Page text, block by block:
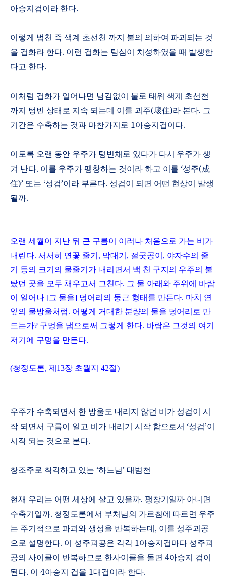
아승지겁이라 한다.
이렇게 범천 즉 색계 초선천 까지 불의 의하여 파괴되는 것
을 겁화라 한다. 이런 겁화는 탐심이 치성하였을 때 발생한
다고 한다.
이처럼 겁화가 일어나면 남김없이 불로 태워 색계 초선천
까지 텅빈 상태로 지속 되는데 이를 괴주(壞住)라 본다. 그
기간은 수축하는 것과 마찬가지로 1아승지겁이다.
이토록 오랜 동안 우주가 텅빈채로 있다가 다시 우주가 생
겨 난다. 이를 우주가 팽창하는 것이라 하고 이를 ‘성주(成
住)’ 또는 ‘성겁’이라 부른다. 성겁이 되면 어떤 현상이 발생
될까.
오랜 세월이 지난 뒤 큰 구름이 이러나 처음으로 가는 비가
내린다. 서서히 연꽃 줄기, 막대기, 절굿공이, 야자수의 줄
기 등의 크기의 물줄기가 내리면서 백 천 구지의 우주의 불
탔던 곳을 모두 채우고서 그친다. 그 물 아래와 주위에 바람
이 일어나 [그 물을] 덩어리의 둥근 형태를 만든다. 마치 연
잎의 물방울처럼. 어떻게 거대한 분량의 물을 덩어리로 만
드는가? 구멍을 냄으로써 그렇게 한다. 바람은 그것의 여기
저기에 구멍을 만든다.
(청정도론, 제 13장 초월지 42절)
우주가 수축되면서 한 방울도 내리지 않던 비가 성겁이 시
작 되면서 구름이 일고 비가 내리기 시작 함으로서 ‘성겁’이
시작 되는 것으로 본다.
창조주로 착각하고 있는 ‘하느님’ 대범천
현재 우리는 어떤 세상에 살고 있을까. 팽창기일까 아니면
수축기일까. 청정도론에서 부처님의 가르침에 따르면 우주
는 주기적으로 파괴와 생성을 반복하는데, 이를 성주괴공
으로 설명한다. 이 성주괴공은 각각 1아승지겁마다 성주괴
공의 사이클이 반복하므로 한사이클을 돌면 4아승지 겁이
된다. 이 4아승지 겁을 1대겁이라 한다.